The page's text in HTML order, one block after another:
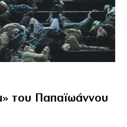
του Παπαϊωάννου